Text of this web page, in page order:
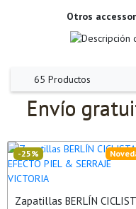
Otros
65 Productos
Envío
Zapatillas BERLÍN
-25%